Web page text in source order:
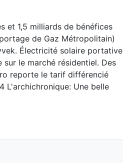
et 1,5 milliards de bénéfices
de Gaz Métropolitain)
Électricité solaire portative
sur le marché résidentiel. Des
reporte le tarif différencié
L'archichronique: Une belle